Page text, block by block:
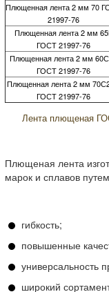
Плющенная лента 2 мм 70
21997-76
Плющенная лента 2 мм
ГОСТ 21997-76
Плющенная лента 2 мм
ГОСТ 21997-76
Плющенная лента 2 мм
ГОСТ 21997-76
Лента плющеная
Плющеная лента
марок и сплавов
гибкость;
повышенные
универсальность
широкий